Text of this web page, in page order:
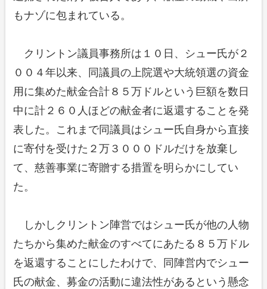
もナゾに包まれている。
クリントン議員事務所は１０日、シュー氏が２
００４年以来、同議員の上院選や大統領選の資金
用に集めた献金合計８５万ドルという巨額を数日
中に計２６０人ほどの献金者に返還することを発
表した。これまで同議員はシュー氏自身から直接
に寄付を受けた２万３０００ドルだけを放棄し
て、慈善事業に寄贈する措置を明らかにしてい
た。
しかしクリントン陣営ではシュー氏が他の人物
たちから集めた献金のすべてにあたる８５万ドル
を返還することにしたわけで、同陣営内でシュー
氏の献金、募金の活動に違法性があるという懸念